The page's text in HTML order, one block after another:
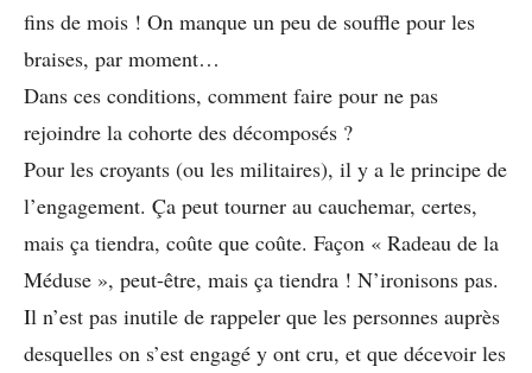
fins de mois ! On manque un peu de souffle pour les
braises, par moment…
Dans ces conditions, comment faire pour ne pas
rejoindre la cohorte des décomposés ?
Pour les croyants (ou les militaires), il y a le principe de
l’engagement. Ça peut tourner au cauchemar, certes,
mais ça tiendra, coûte que coûte. Façon « Radeau de la
Méduse », peut-être, mais ça tiendra ! N’ironisons pas.
Il n’est pas inutile de rappeler que les personnes auprès
desquelles on s’est engagé y ont cru, et que décevoir les